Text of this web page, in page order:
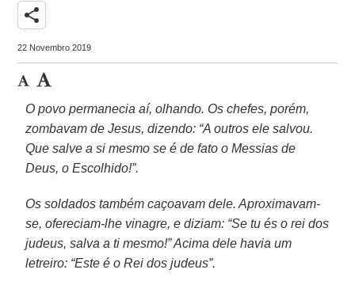
share
22 Novembro 2019
O povo permanecia aí, olhando. Os chefes, porém,
zombavam de Jesus, dizendo: “A outros ele salvou.
Que salve a si mesmo se é de fato o Messias de
Deus, o Escolhido!”.
Os soldados também caçoavam dele. Aproximavam-
se, ofereciam-lhe vinagre, e diziam: “Se tu és o rei dos
judeus, salva a ti mesmo!” Acima dele havia um
letreiro: “Este é o Rei dos judeus”.